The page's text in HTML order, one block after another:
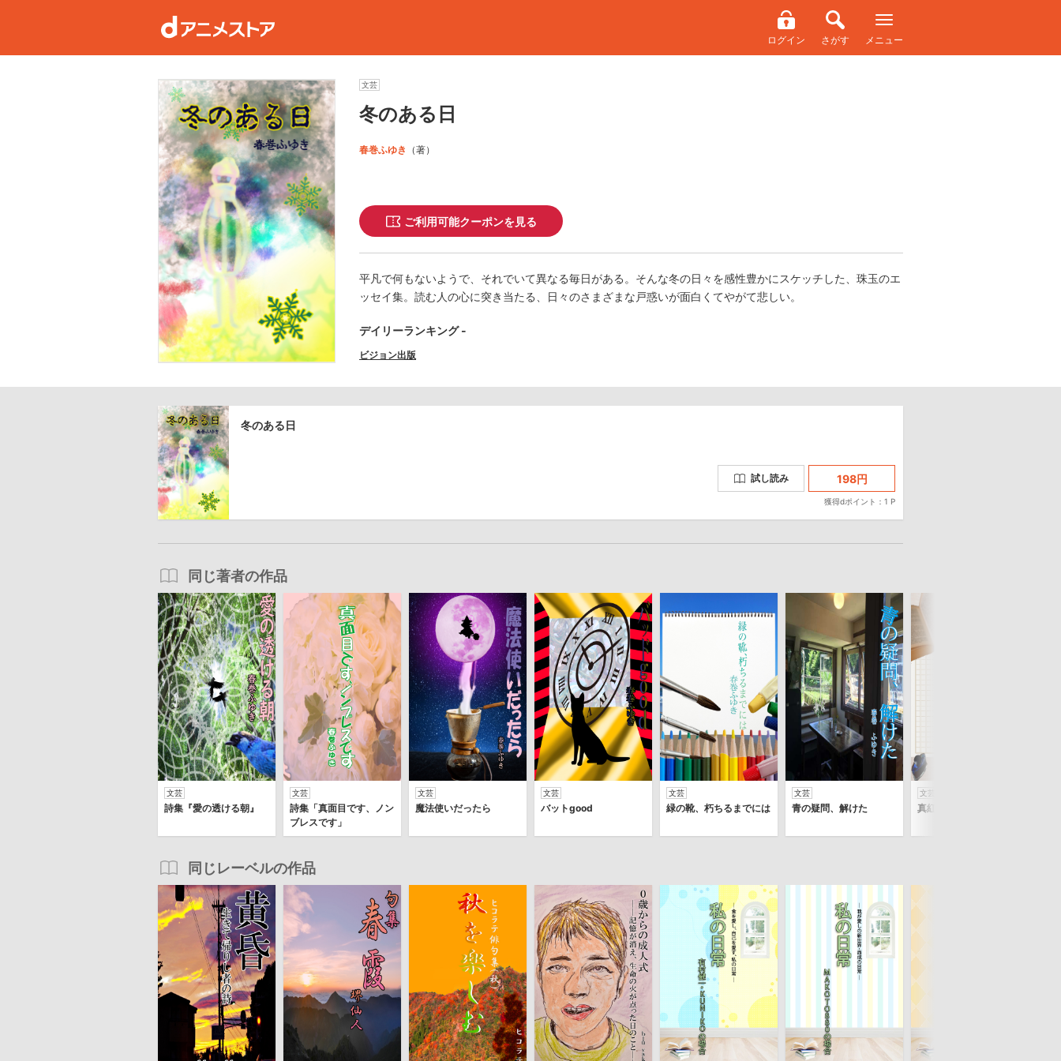
ログイン さがす メニュー
文芸
冬のある日
春巻ふゆき （著）
ご利用可能クーポンを見る
平凡で何もないようで、それでいて異なる毎日がある。そんな冬の日々を感性豊かにスケッチした、珠玉のエ
ッセイ集。読む人の心に突き当たる、日々のさまざまな戸惑いが面白くてやがて悲しい。
デイリーランキング -
ビジョン出版
冬のある日
試し読み 198円
獲得dポイント：1 P
同じ著者の作品
文芸
詩集『愛の透ける朝』
文芸
詩集「真面目です、ノン
ブレスです」
文芸
魔法使いだったら
文芸
バットgood
文芸
緑の靴、朽ちるまでには
文芸
青の疑問、解けた
文芸
真紅の影に溺れて
同じレーベルの作品